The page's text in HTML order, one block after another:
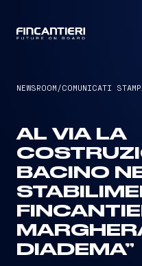
NEWSROOM /COMUNICATI
AL VIA LA
BACINO
DIADEMA”